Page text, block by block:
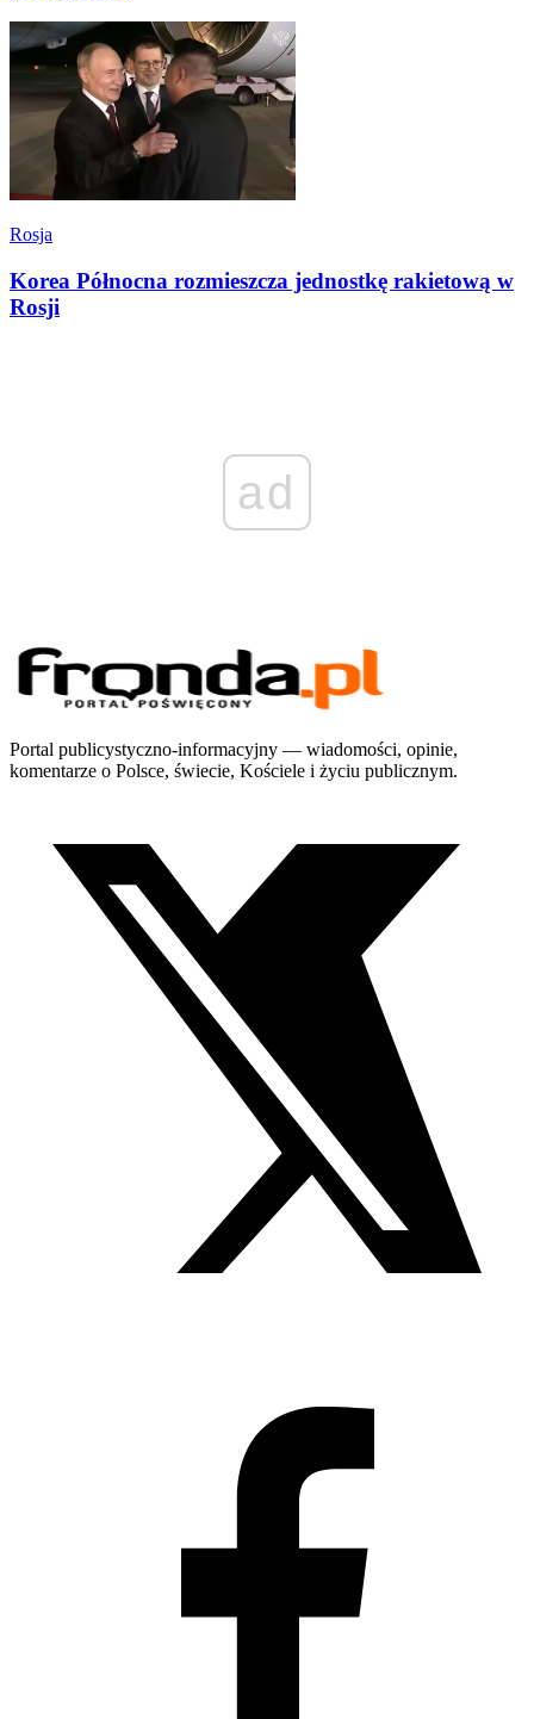
Rosja
Korea Północna rozmieszcza jednostkę rakietową w
Rosji
ad
Portal publicystyczno-informacyjny — wiadomości, opinie,
komentarze o Polsce, świecie, Kościele i życiu publicznym.